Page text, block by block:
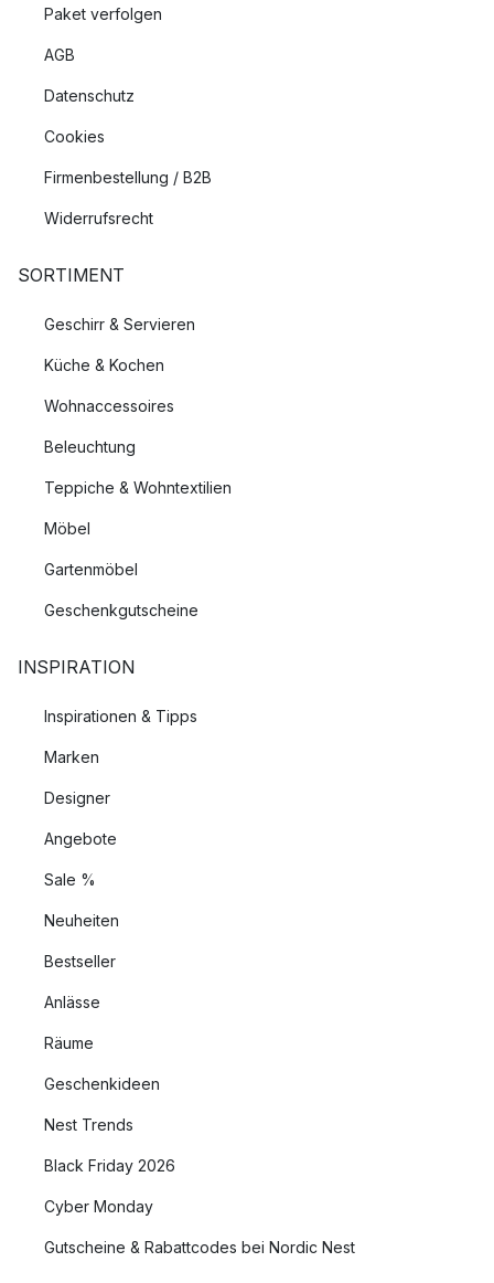
Paket verfolgen
AGB
Datenschutz
Cookies
Firmenbestellung / B2B
Widerrufsrecht
SORTIMENT
Geschirr & Servieren
Küche & Kochen
Wohnaccessoires
Beleuchtung
Teppiche & Wohntextilien
Möbel
Gartenmöbel
Geschenkgutscheine
INSPIRATION
Inspirationen & Tipps
Marken
Designer
Angebote
Sale %
Neuheiten
Bestseller
Anlässe
Räume
Geschenkideen
Nest Trends
Black Friday 2026
Cyber Monday
Gutscheine & Rabattcodes bei Nordic Nest